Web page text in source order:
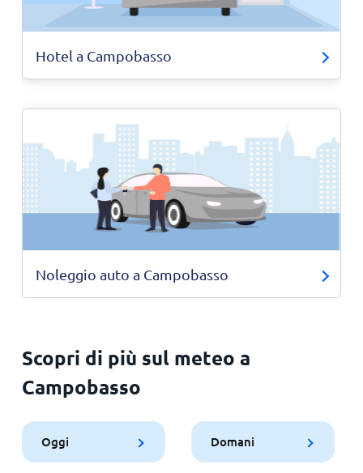
Hotel a Campobasso
Noleggio auto a Campobasso
Scopri di più sul meteo a
Campobasso
Oggi Domani